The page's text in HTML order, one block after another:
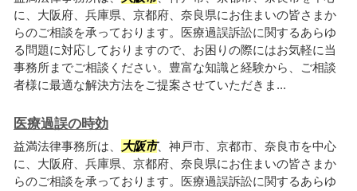
に、大阪府、兵庫県、京都府、奈良県にお住まいの皆さまか
らのご相談を承っております。医療過誤訴訟に関するあらゆ
る問題に対応しておりますので、お困りの際にはお気軽に当
事務所までご相談ください。豊富な知識と経験から、ご相談
者様に最適な解決方法をご提案させていただきま...
医療過誤の時効
益満法律事務所は、 大阪市、神戸市、京都市、奈良市を中心
に、大阪府、兵庫県、京都府、奈良県にお住まいの皆さまか
らのご相談を承っております。医療過誤訴訟に関するあらゆ